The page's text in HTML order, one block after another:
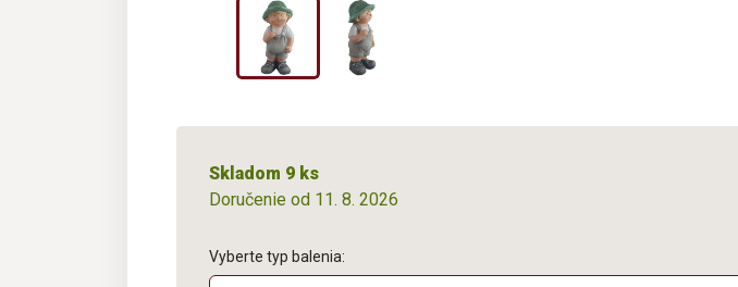
Skladom 9 ks
Doručenie od 11. 8. 2026
Vyberte typ balenia: